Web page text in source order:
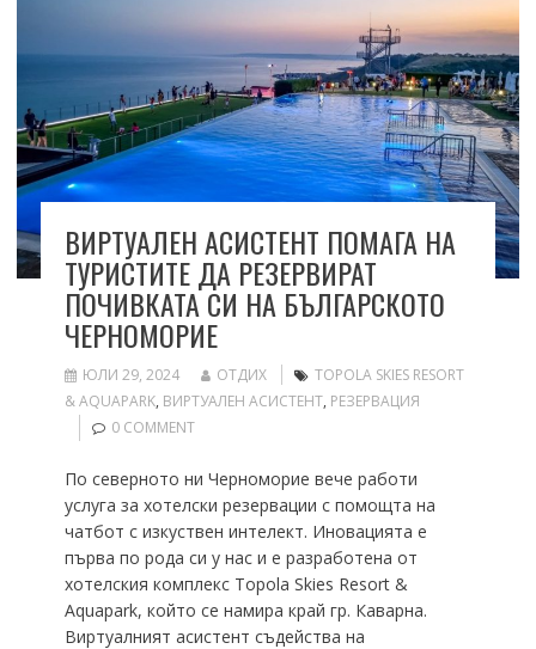
ВИРТУАЛЕН АСИСТЕНТ ПОМАГА НА
ТУРИСТИТЕ ДА РЕЗЕРВИРАТ
ПОЧИВКАТА СИ НА БЪЛГАРСКОТО
ЧЕРНОМОРИЕ
ЮЛИ 29, 2024 ОТДИХ
TOPOLA SKIES RESORT
& AQUAPARK, ВИРТУАЛЕН АСИСТЕНТ, РЕЗЕРВАЦИЯ
0 COMMENT
По северното ни Черноморие вече работи
услуга за хотелски резервации с помощта на
чатбот с изкуствен интелект. Иновацията е
първа по рода си у нас и е разработена от
хотелския комплекс Topola Skies Resort &
Aquapark, който се намира край гр. Каварна.
Виртуалният асистент съдейства на